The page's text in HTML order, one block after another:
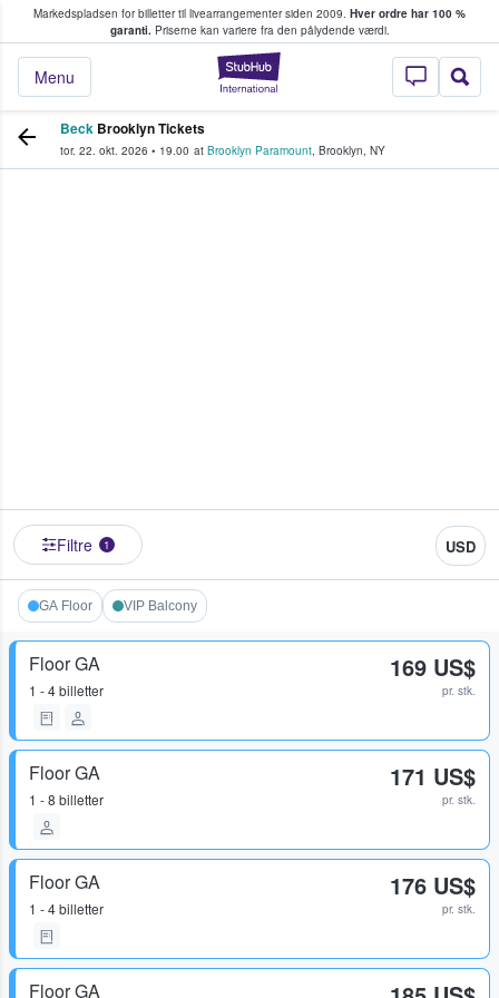
Markedspladsen for billetter til livearrangementer siden 2009. Hver ordre har 100 %
garanti.Priserne kan variere fra den pålydende værdi.
StubHub - Hvor
Menu
køber og sælger billetter
Beck Brooklyn Tickets
tor. 22. okt. 2026 • 19.00 at Brooklyn Paramount, Brooklyn, NY
Filtre 1 USD
GA Floor VIP Balcony
Floor GA
1 - 4 billetter
169 US$
pr. stk.
Floor GA
1 - 8 billetter
171 US$
pr. stk.
Floor GA
1 - 4 billetter
176 US$
pr. stk.
Floor GA